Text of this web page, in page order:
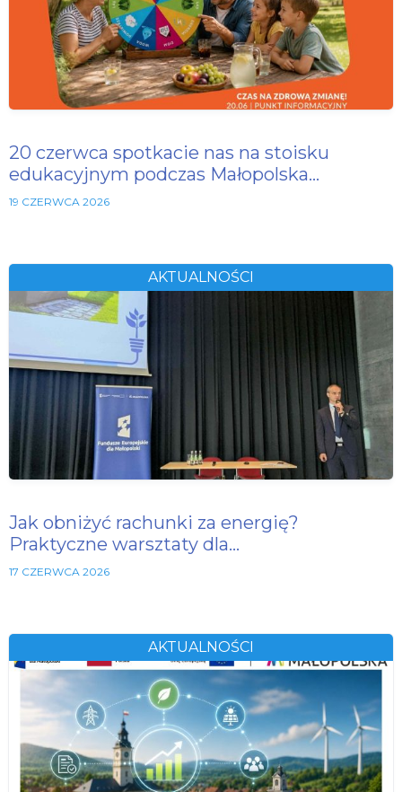
20 czerwca spotkacie nas na stoisku
edukacyjnym podczas Małopolska…
19 CZERWCA 2026
AKTUALNOŚCI
Jak obniżyć rachunki za energię?
Praktyczne warsztaty dla…
17 CZERWCA 2026
AKTUALNOŚCI